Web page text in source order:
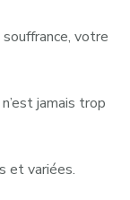
votre
jamais trop
et variées.